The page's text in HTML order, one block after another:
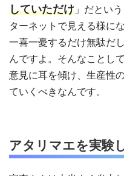
していただけ 」だとい
ターネットで見える様に
一喜一憂するだけ無駄だ
んですよ。そんなことし
意見に耳を傾け、生産性
ていくべきなんです。
アタリマエを実験